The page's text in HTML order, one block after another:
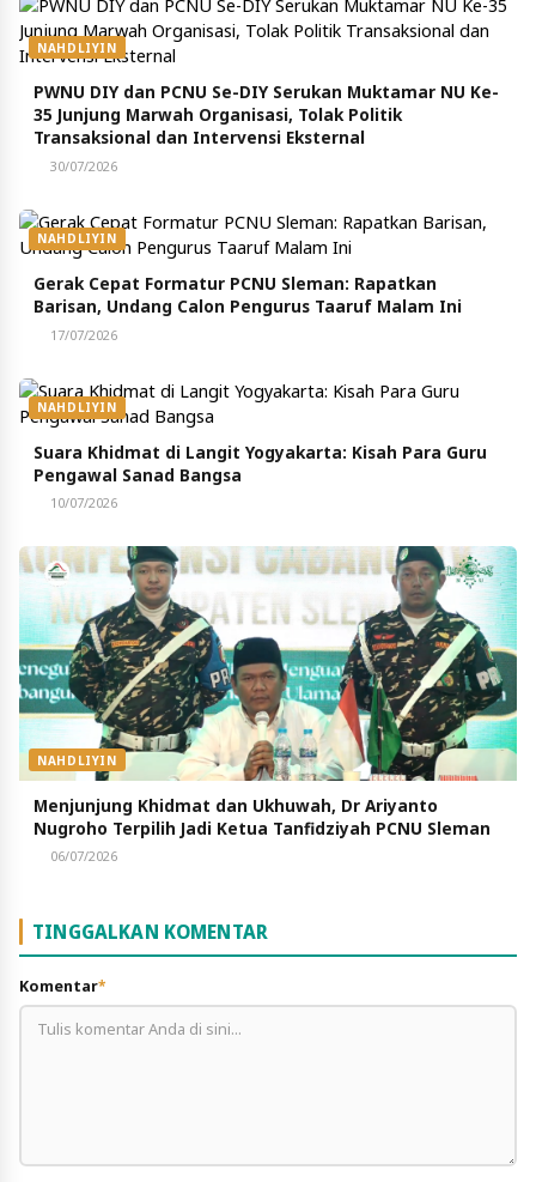
NAHDLIYIN
PWNU DIY dan PCNU Se-DIY Serukan Muktamar NU Ke-
35 Junjung Marwah Organisasi, Tolak Politik
Transaksional dan Intervensi Eksternal
30/07/2026
NAHDLIYIN
Gerak Cepat Formatur PCNU Sleman: Rapatkan
Barisan, Undang Calon Pengurus Taaruf Malam Ini
17/07/2026
NAHDLIYIN
Suara Khidmat di Langit Yogyakarta: Kisah Para Guru
Pengawal Sanad Bangsa
10/07/2026
NAHDLIYIN
Menjunjung Khidmat dan Ukhuwah, Dr Ariyanto
Nugroho Terpilih Jadi Ketua Tanfidziyah PCNU Sleman
06/07/2026
TINGGALKAN KOMENTAR
Komentar*